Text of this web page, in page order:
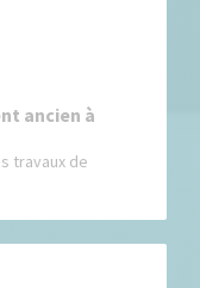
ancien à
travaux de